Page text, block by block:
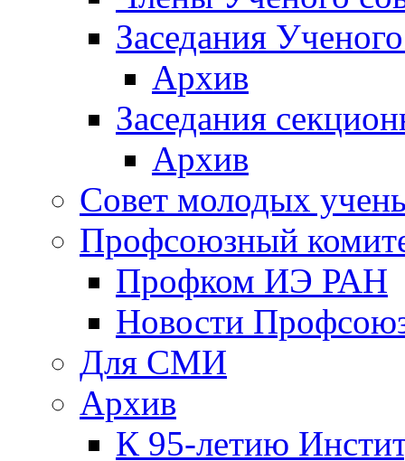
Заседания
Архив
Заседания
Архив
Совет молодых
Профсоюзный
Профком ИЭ РАН
Новости
Для СМИ
Архив
К 95-летию